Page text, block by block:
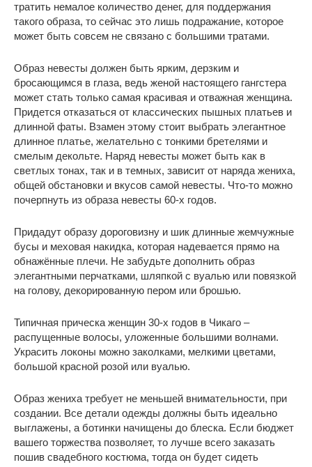
тратить немалое количество денег, для поддержания
такого образа, то сейчас это лишь подражание, которое
может быть совсем не связано с большими тратами.
Образ невесты должен быть ярким, дерзким и
бросающимся в глаза, ведь женой настоящего гангстера
может стать только самая красивая и отважная женщина.
Придется отказаться от классических пышных платьев и
длинной фаты. Взамен этому стоит выбрать элегантное
длинное платье, желательно с тонкими бретелями и
смелым декольте. Наряд невесты может быть как в
светлых тонах, так и в темных, зависит от наряда жениха,
общей обстановки и вкусов самой невесты. Что-то можно
почерпнуть из образа невесты 60-х годов.
Придадут образу дороговизну и шик длинные жемчужные
бусы и меховая накидка, которая надевается прямо на
обнажённые плечи. Не забудьте дополнить образ
элегантными перчатками, шляпкой с вуалью или повязкой
на голову, декорированную пером или брошью.
Типичная прическа женщин 30-х годов в Чикаго –
распущенные волосы, уложенные большими волнами.
Украсить локоны можно заколками, мелкими цветами,
большой красной розой или вуалью.
Образ жениха требует не меньшей внимательности, при
создании. Все детали одежды должны быть идеально
выглажены, а ботинки начищены до блеска. Если бюджет
вашего торжества позволяет, то лучше всего заказать
пошив свадебного костюма, тогда он будет сидеть